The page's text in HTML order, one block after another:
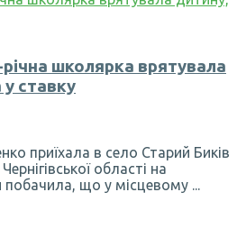
річна школярка врятувала
ставку
приїхала в село Старий Биків
області на
побачила, що у місцевому ...